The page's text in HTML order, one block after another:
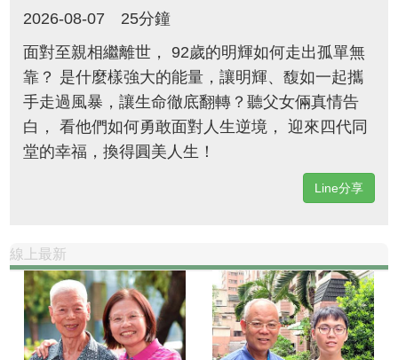
2026-08-07
25分鐘
面對至親相繼離世， 92歲的明輝如何走出孤單無
靠？ 是什麼樣強大的能量，讓明輝、馥如一起攜
手走過風暴，讓生命徹底翻轉？聽父女倆真情告
白， 看他們如何勇敢面對人生逆境， 迎來四代同
堂的幸福，換得圓美人生！
Line分享
線上最新